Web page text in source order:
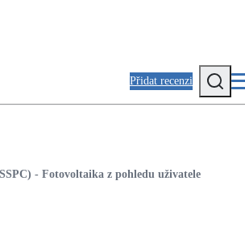
Přidat recenzi
ohřev vody
- Fotovoltaika z pohledu uživatele